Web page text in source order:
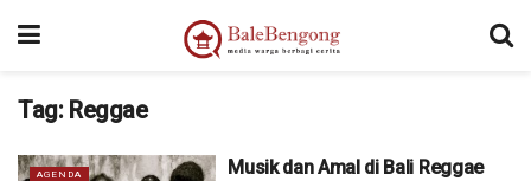
Tag: Reggae
AGENDA
Musik dan Amal di Bali Reggae